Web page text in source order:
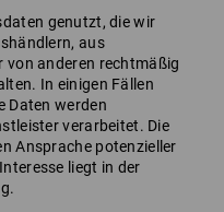
genutzt, die wir
aus
von anderen rechtmäßig
In einigen Fällen
Daten werden
verarbeitet. Die
Ansprache potenzieller
liegt in der